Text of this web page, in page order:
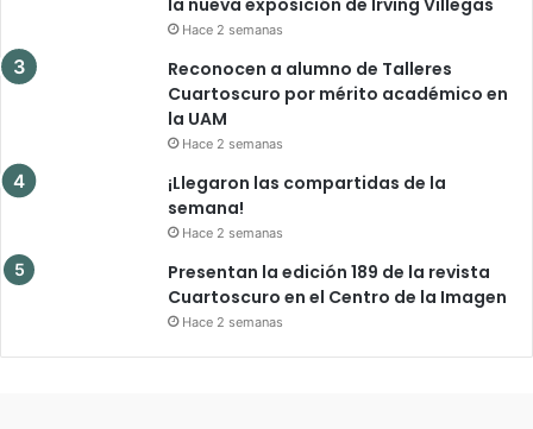
Hace 2 semanas
Reconocen a alumno de Talleres
Cuartoscuro por mérito académico en
la UAM
Hace 2 semanas
¡Llegaron las compartidas de la
semana!
Hace 2 semanas
Presentan la edición 189 de la revista
Cuartoscuro en el Centro de la Imagen
Hace 2 semanas